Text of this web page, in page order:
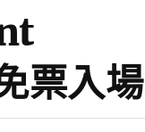
票入場